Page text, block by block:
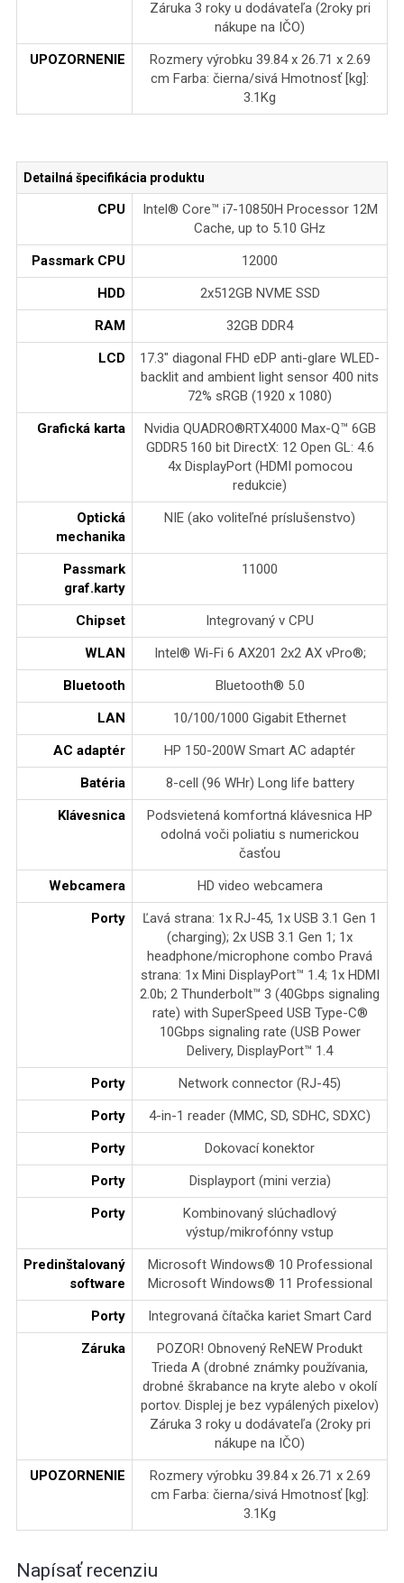
Záruka 3 roky u dodávateľa (2roky pri
nákupe na IČO)
UPOZORNENIE
Rozmery výrobku 39.84 x 26.71 x 2.69
cm Farba: čierna/sivá Hmotnosť [kg]:
3.1Kg
Detailná špecifikácia produktu
CPU
Intel® Core™ i7-10850H Processor 12M
Cache, up to 5.10 GHz
Passmark CPU
12000
HDD
2x512GB NVME SSD
RAM
32GB DDR4
LCD
17.3" diagonal FHD eDP anti-glare WLED-
backlit and ambient light sensor 400 nits
72% sRGB (1920 x 1080)
Grafická karta
Nvidia QUADRO®RTX4000 Max-Q™ 6GB
GDDR5 160 bit DirectX: 12 Open GL: 4.6
4x DisplayPort (HDMI pomocou
redukcie)
Optická
mechanika
NIE (ako voliteľné príslušenstvo)
Passmark
graf.karty
11000
Chipset
Integrovaný v CPU
WLAN
Intel® Wi-Fi 6 AX201 2x2 AX vPro®;
Bluetooth
Bluetooth® 5.0
LAN
10/100/1000 Gigabit Ethernet
AC adaptér
HP 150-200W Smart AC adaptér
Batéria
8-cell (96 WHr) Long life battery
Klávesnica
Podsvietená komfortná klávesnica HP
odolná voči poliatiu s numerickou
časťou
Webcamera
HD video webcamera
Porty
Ľavá strana: 1x RJ-45, 1x USB 3.1 Gen 1
(charging); 2x USB 3.1 Gen 1; 1x
headphone/microphone combo Pravá
strana: 1x Mini DisplayPort™ 1.4; 1x HDMI
2.0b; 2 Thunderbolt™ 3 (40Gbps signaling
rate) with SuperSpeed USB Type-C®
10Gbps signaling rate (USB Power
Delivery, DisplayPort™ 1.4
Porty
Network connector (RJ-45)
Porty
4-in-1 reader (MMC, SD, SDHC, SDXC)
Porty
Dokovací konektor
Porty
Displayport (mini verzia)
Porty
Kombinovaný slúchadlový
výstup/mikrofónny vstup
Predinštalovaný
software
Microsoft Windows® 10 Professional
Microsoft Windows® 11 Professional
Porty
Integrovaná čítačka kariet Smart Card
Záruka
POZOR! Obnovený ReNEW Produkt
Trieda A (drobné známky používania,
drobné škrabance na kryte alebo v okolí
portov. Displej je bez vypálených pixelov)
Záruka 3 roky u dodávateľa (2roky pri
nákupe na IČO)
UPOZORNENIE
Rozmery výrobku 39.84 x 26.71 x 2.69
cm Farba: čierna/sivá Hmotnosť [kg]:
3.1Kg
Napísať recenziu